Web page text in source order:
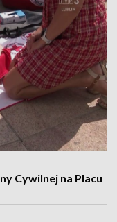
Cywilnej na Placu